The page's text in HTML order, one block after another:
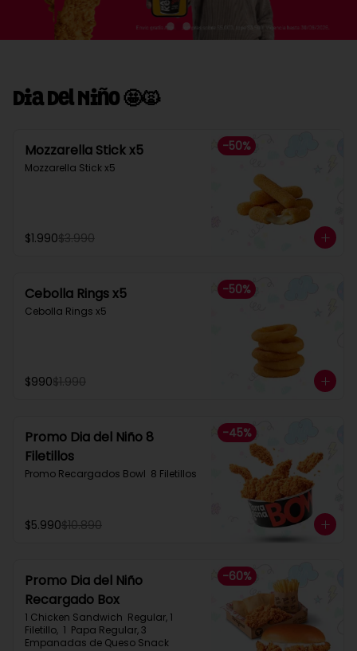
Dia Del Niño 🤩🙀
-50%
Mozzarella Stick x5
Mozzarella Stick x5
$1.990$3.990
-50%
Cebolla Rings x5
Cebolla Rings x5
$990$1.990
-45%
Promo Dia del Niño 8
Filetillos​
Promo Recargados Bowl  8 Filetillos
$5.990$10.890
-60%
Promo Dia del Niño
Recargado Box​
1 Chicken Sandwich  Regular, 1
Filetillo,  1  Papa Regular, 3
Empanadas de Queso Snack